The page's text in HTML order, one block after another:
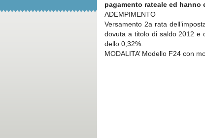
pagamento rateale ed
ADEMPIMENTO
Versamento 2a rata
dovuta a titolo di saldo 2012 e
dello 0,32%.
MODALITA’ Modello F24 con